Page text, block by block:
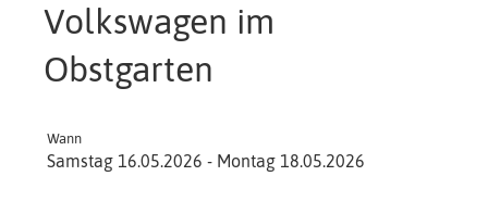
Volkswagen im
Obstgarten
Wann
Samstag 16.05.2026 - Montag 18.05.2026